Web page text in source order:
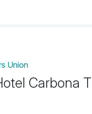
Union
Carbona